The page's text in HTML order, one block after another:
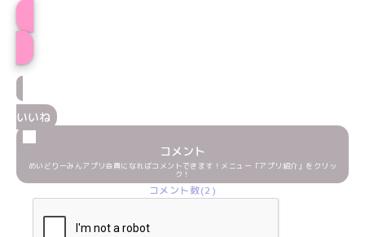
いいね
コメント
めいどりーみんアプリ会員になればコメントできます！メニュー「アプリ紹介」をクリッ
ク！
コメント数(2)